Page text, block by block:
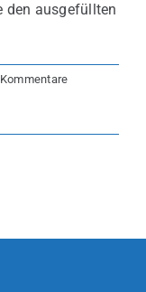
den ausgefüllten
Kommentare